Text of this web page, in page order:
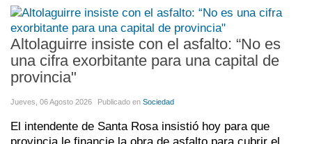
Altolaguirre insiste con el asfalto: “No es
una cifra exorbitante para una capital de
provincia"
Jueves, 06 Agosto 2026 Publicado en Sociedad
El intendente de Santa Rosa insistió hoy para que